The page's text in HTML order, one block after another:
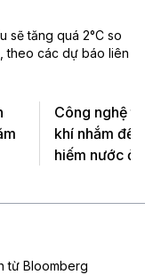
sẽ tăng quá 2°C so
theo các dự báo liên
Công nghệ
khí nhắm
hiếm nước ở
từ Bloomberg